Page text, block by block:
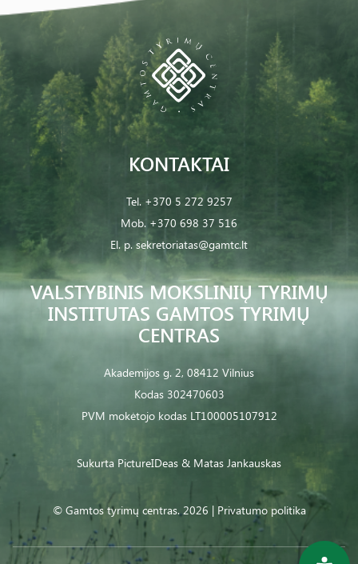
VALSTYBINIS MOKSLINIŲ TYRIMŲ
INSTITUTAS GAMTOS TYRIMŲ
CENTRAS
Akademijos g. 2, 08412 Vilnius
Kodas 302470603
PVM mokėtojo kodas LT100005107912
KONTAKTAI
Tel. +370 5 272 9257
Mob. +370 698 37 516
El. p. sekretoriatas@gamtc.lt
© Gamtos tyrimų centras. 2026 | Privatumo politika
Sukurta PictureIDeas & Matas Jankauskas